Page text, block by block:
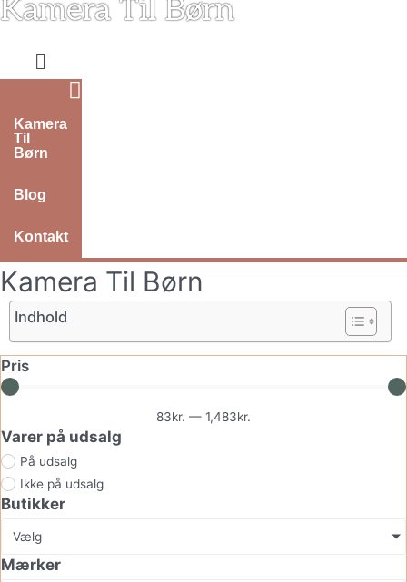
Gå
Kamera Til Børn
Menu
Kamera
Til
Børn
Blog
Kontakt
Kamera Til Børn
Indhold
Pris
83kr. — 1,483kr.
Varer på udsalg
På udsalg
Ikke på udsalg
Butikker
Vælg
Mærker